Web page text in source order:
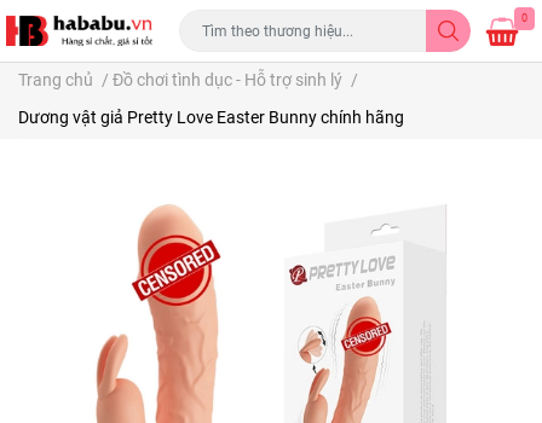
0
Trang chủ / Đồ chơi tình dục - Hỗ trợ sinh lý /
Dương vật giả Pretty Love Easter Bunny chính hãng